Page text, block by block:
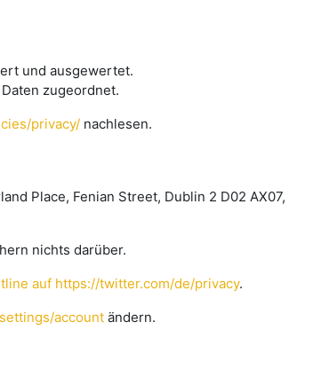
und ausgewertet.
zugeordnet.
privacy/ nachlesen.
Place, Fenian Street, Dublin 2 D02 AX07,
nichts darüber.
auf https://twitter.com/de/privacy.
account ändern.